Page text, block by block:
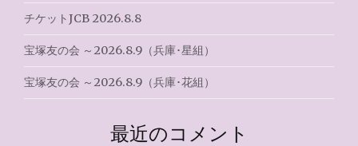
チケットJCB 2026.8.8
宝塚友の会 ～2026.8.9（兵庫･星組）
宝塚友の会 ～2026.8.9（兵庫･花組）
最近のコメント